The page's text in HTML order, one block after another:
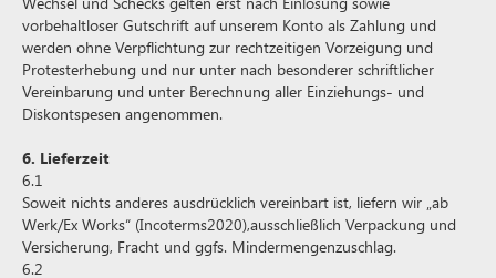
vorbehaltloser Gutschrift auf unserem Konto als Zahlung und
werden ohne Verpflichtung zur rechtzeitigen Vorzeigung und
Protesterhebung und nur unter nach besonderer schriftlicher
Vereinbarung und unter Berechnung aller Einziehungs- und
Diskontspesen angenommen.
6. Lieferzeit
6.1
Soweit nichts anderes ausdrücklich vereinbart ist, liefern wir „ab
Werk/Ex Works“ (Incoterms2020),ausschließlich Verpackung und
Versicherung, Fracht und ggfs. Mindermengenzuschlag.
6.2